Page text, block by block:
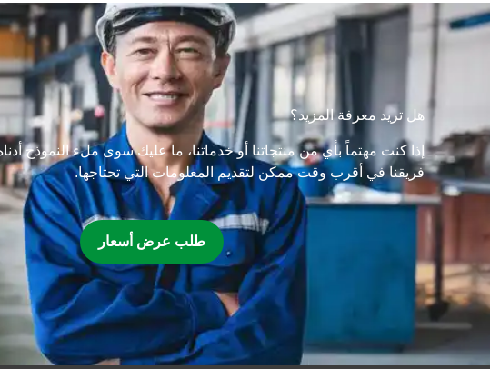
هل تريد معرفة المزيد؟
إذا كنت مهتماً بأي من منتجاتنا أو خدماتنا، ما عليك سوى ملء النموذج
فريقنا في أقرب وقت ممكن لتقديم المعلومات التي تحتاجها.
طلب عرض أسعار